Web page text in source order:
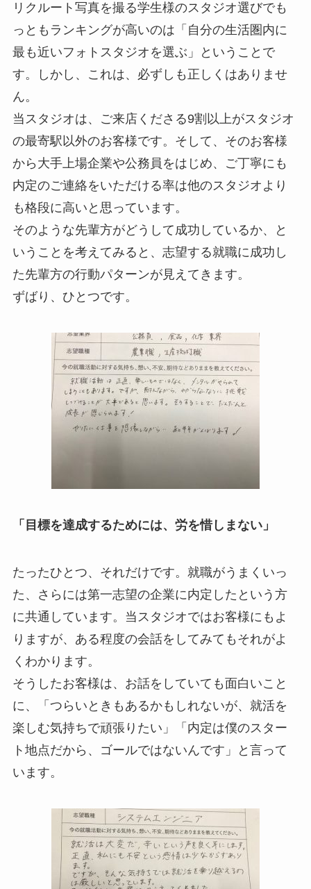
リクルート写真を撮る学生様のスタジオ選びでも
っともランキングが高いのは「自分の生活圏内に
最も近いフォトスタジオを選ぶ」ということで
す。しかし、これは、必ずしも正しくはありませ
ん。
当スタジオは、ご来店くださる9割以上がスタジオ
の最寄駅以外のお客様です。そして、そのお客様
から大手上場企業や公務員をはじめ、ご丁寧にも
内定のご連絡をいただける率は他のスタジオより
も格段に高いと思っています。
そのような先輩方がどうして成功しているか、と
いうことを考えてみると、志望する就職に成功し
た先輩方の行動パターンが見えてきます。
ずばり、ひとつです。
「目標を達成するためには、労を惜しまない」
たったひとつ、それだけです。就職がうまくいっ
た、さらには第一志望の企業に内定したという方
に共通しています。当スタジオではお客様にもよ
りますが、ある程度の会話をしてみてもそれがよ
くわかります。
そうしたお客様は、お話をしていても面白いこと
に、「つらいときもあるかもしれないが、就活を
楽しむ気持ちで頑張りたい」「内定は僕のスター
ト地点だから、ゴールではないんです」と言って
います。